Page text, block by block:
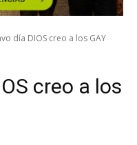
día DIOS creo a los GAY
creo a los